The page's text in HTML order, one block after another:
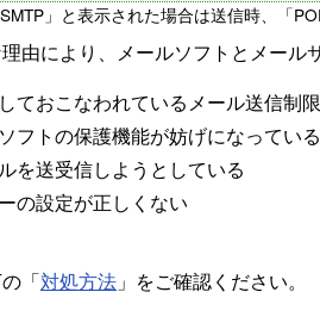
」と表示された場合は送信時、「
由により、メールソフトとメール
ておこなわれているメール送信制
フトの保護機能が妨げになっている
を送受信しようとしている
の設定が正しくない
「対処方法 」をご確認ください。